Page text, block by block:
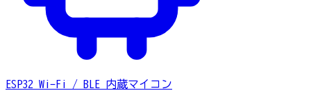
ESP32 Wi-Fi / BLE 内蔵マイコン